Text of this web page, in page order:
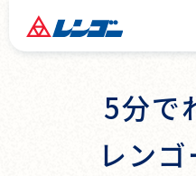
5分で
レン